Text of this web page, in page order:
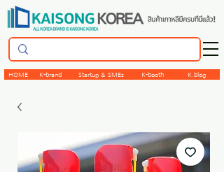
K-brand K-booth
Startup & SMEs
HOME K.blog